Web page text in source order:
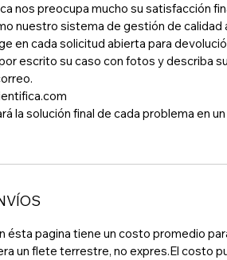
nos preocupa mucho su satisfacción
nuestro sistema de gestión de calidad
en cada solicitud abierta para
escrito su caso con fotos y describa
la solución final de cada problema en
ésta pagina tiene un costo promedio
un flete terrestre, no expres.El costo